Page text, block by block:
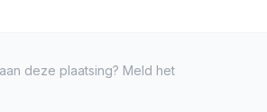
deze plaatsing? Meld het